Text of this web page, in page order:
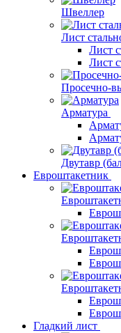
Швеллер
Лист
Лист
Лист
Просечно-
Арматура
Двутавр
Евроштакетник
Гладкий лист